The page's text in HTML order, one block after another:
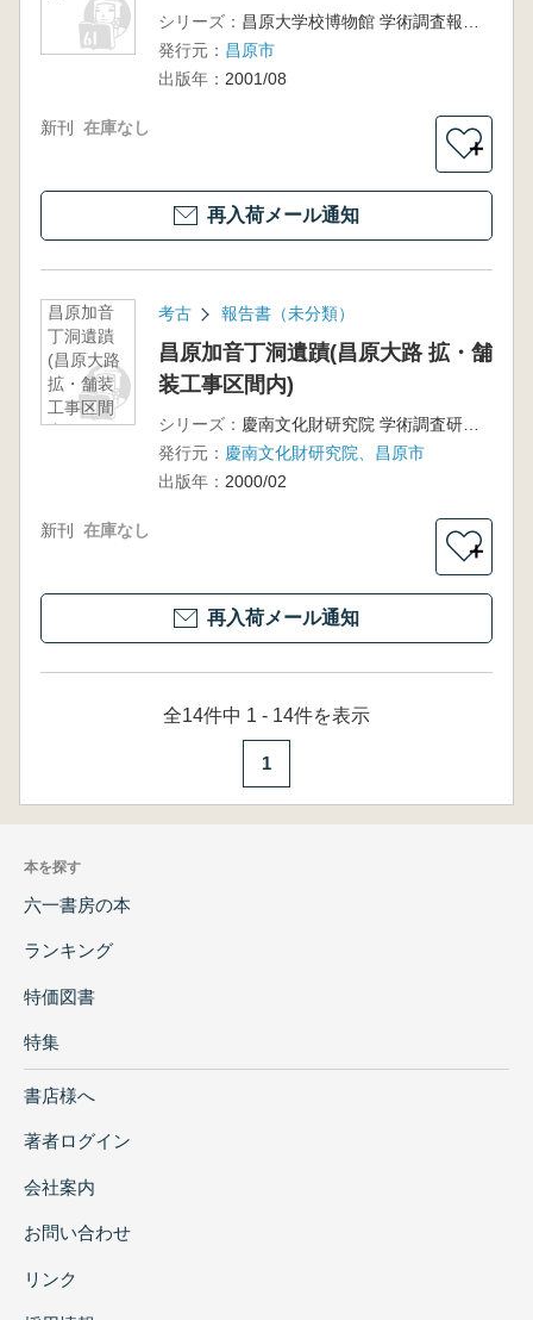
シリーズ：
発行元： 昌原市
出版年： 2001/08
新刊 在庫なし
＋
再入荷メール通知
昌原加音
丁洞遺蹟
(昌原大路
拡・舗装
工事区間
内)
考古 報告書（未分類）
昌原加音丁洞遺蹟(昌原大路 拡・舗
装工事区間内)
シリーズ：
慶南文化財研究院 学術調査研究叢書第3輯
発行元： 慶南文化財研究院、昌原市
出版年： 2000/02
新刊 在庫なし
＋
再入荷メール通知
全14件中 1 - 14件を表示
1
本を探す
六一書房の本
ランキング
特価図書
特集
書店様へ
著者ログイン
会社案内
お問い合わせ
リンク